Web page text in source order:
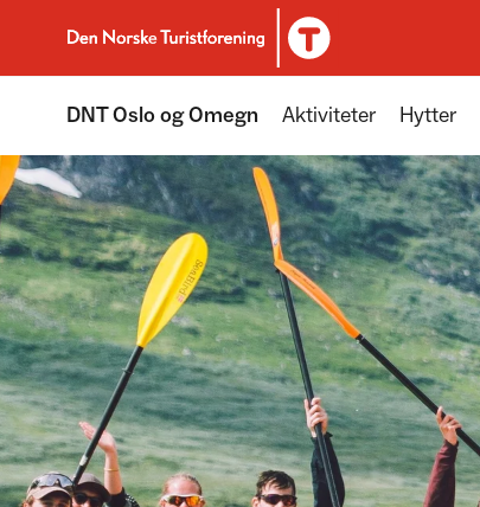
Til DNT.no forside
DNT Oslo og Omegn Aktiviteter Hytter